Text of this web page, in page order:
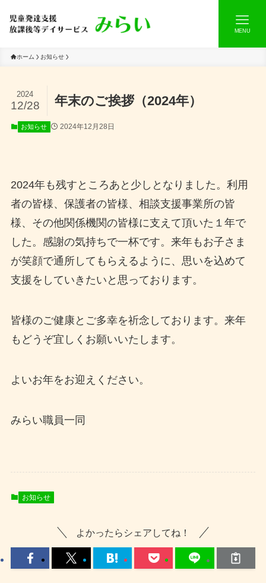
MENU
ホーム お知らせ
年末のご挨拶（2024年）
2024
12/28
お知らせ 2024年12月28日
2024年も残すところあと少しとなりました。利用
者の皆様、保護者の皆様、相談支援事業所の皆
様、その他関係機関の皆様に支えて頂いた１年で
した。感謝の気持ちで一杯です。来年もお子さま
が笑顔で通所してもらえるように、思いを込めて
支援をしていきたいと思っております。
皆様のご健康とご多幸を祈念しております。来年
もどうぞ宜しくお願いいたします。
よいお年をお迎えください。
みらい職員一同
お知らせ
よかったらシェアしてね！